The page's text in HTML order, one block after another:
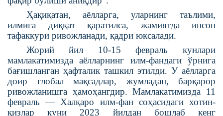
Ҳақиқатан, аёлларга, уларнинг таълими,
илмига диққат қаратилса, жамиятда инсон
тафаккури ривожланади, қадри юксалади.
Жорий йил 10-15 февраль кунлари
мамлакатимизда аёлларнинг илм-фандаги ўрнига
бағишланган ҳафталик ташкил этилди. У аёлларга
доир глобал мақсадлар, жумладан, барқарор
ривожланишга ҳамоҳангдир. Мамлакатимизда 11
февраль — Халқаро илм-фан соҳасидаги хотин-
қизлар куни 2023 йилдан бошлаб кенг